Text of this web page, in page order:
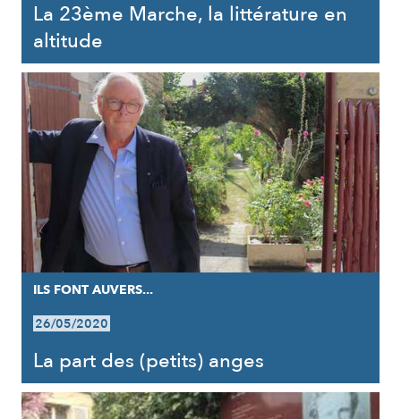
La 23ème Marche, la littérature en
altitude
ILS FONT AUVERS...
26/05/2020
La part des (petits) anges